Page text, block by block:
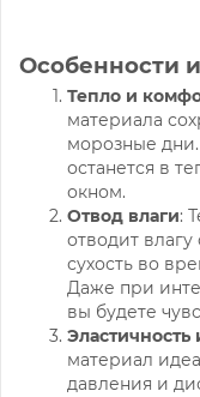
Особенности
Тепло и
материала
морозные
останется в
окном.
Отвод влаги:
отводит
сухость во
Даже при
вы будете
Эластичность
материал
давления и